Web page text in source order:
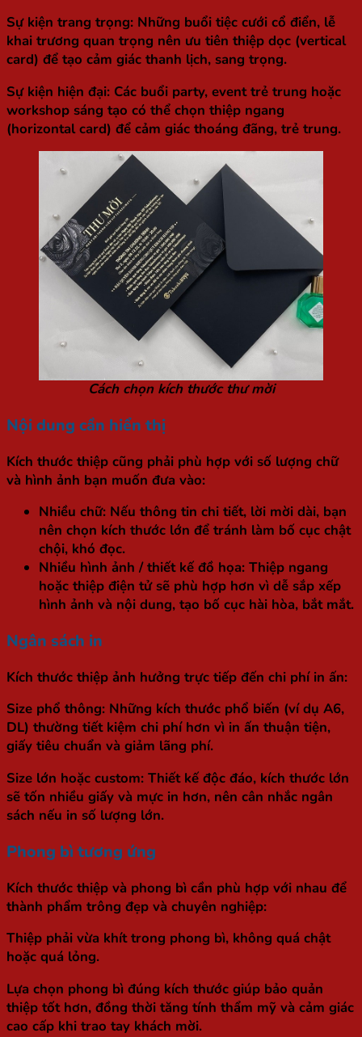
Sự kiện trang trọng: Những buổi tiệc cưới cổ điển, lễ
khai trương quan trọng nên ưu tiên thiệp dọc (vertical
card) để tạo cảm giác thanh lịch, sang trọng.
Sự kiện hiện đại: Các buổi party, event trẻ trung hoặc
workshop sáng tạo có thể chọn thiệp ngang
(horizontal card) để cảm giác thoáng đãng, trẻ trung.
Cách chọn kích thước thư mời
Nội dung cần hiển thị
Kích thước thiệp cũng phải phù hợp với số lượng chữ
và hình ảnh bạn muốn đưa vào:
Nhiều chữ: Nếu thông tin chi tiết, lời mời dài, bạn
nên chọn kích thước lớn để tránh làm bố cục chật
chội, khó đọc.
Nhiều hình ảnh / thiết kế đồ họa: Thiệp ngang
hoặc thiệp điện tử sẽ phù hợp hơn vì dễ sắp xếp
hình ảnh và nội dung, tạo bố cục hài hòa, bắt mắt.
Ngân sách in
Kích thước thiệp ảnh hưởng trực tiếp đến chi phí in ấn:
Size phổ thông: Những kích thước phổ biến (ví dụ A6,
DL) thường tiết kiệm chi phí hơn vì in ấn thuận tiện,
giấy tiêu chuẩn và giảm lãng phí.
Size lớn hoặc custom: Thiết kế độc đáo, kích thước lớn
sẽ tốn nhiều giấy và mực in hơn, nên cân nhắc ngân
sách nếu in số lượng lớn.
Phong bì tương ứng
Kích thước thiệp và phong bì cần phù hợp với nhau để
thành phẩm trông đẹp và chuyên nghiệp:
Thiệp phải vừa khít trong phong bì, không quá chật
hoặc quá lỏng.
Lựa chọn phong bì đúng kích thước giúp bảo quản
thiệp tốt hơn, đồng thời tăng tính thẩm mỹ và cảm giác
cao cấp khi trao tay khách mời.